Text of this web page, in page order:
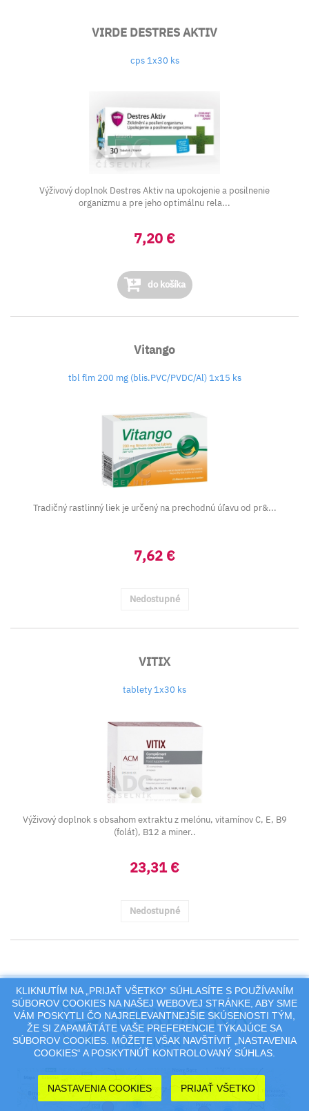
VIRDE DESTRES AKTIV
cps 1x30 ks
Výživový doplnok Destres Aktiv na upokojenie a posilnenie
organizmu a pre jeho optimálnu rela...
7,20 €
do košíka
Vitango
tbl flm 200 mg (blis.PVC/PVDC/Al) 1x15 ks
Tradičný rastlinný liek je určený na prechodnú úľavu od pr&...
7,62 €
Nedostupné
VITIX
tablety 1x30 ks
Výživový doplnok s obsahom extraktu z melónu, vitamínov C, E, B9
(folát), B12 a miner..
23,31 €
Nedostupné
KLIKNUTÍM NA „PRIJAŤ VŠETKO“ SÚHLASÍTE S POUŽÍVANÍM
SÚBOROV COOKIES NA NAŠEJ WEBOVEJ STRÁNKE, ABY SME
VÁM POSKYTLI ČO NAJRELEVANTNEJŠIE SKÚSENOSTI TÝM,
ŽE SI ZAPAMÄTÁTE VAŠE PREFERENCIE TÝKAJÚCE SA
SÚBOROV COOKIES. MÔŽETE VŠAK NAVŠTÍVIŤ „NASTAVENIA
COOKIES“ A POSKYTNÚŤ KONTROLOVANÝ SÚHLAS.
NASTAVENIA COOKIES PRIJAŤ VŠETKO